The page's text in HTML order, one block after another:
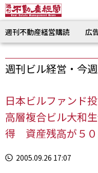
週刊不動産経営購読 広
週刊ビル経営・今
日本ビルファンド
高層複合ビル大和
得 資産残高が５
2005.09.26 17:07